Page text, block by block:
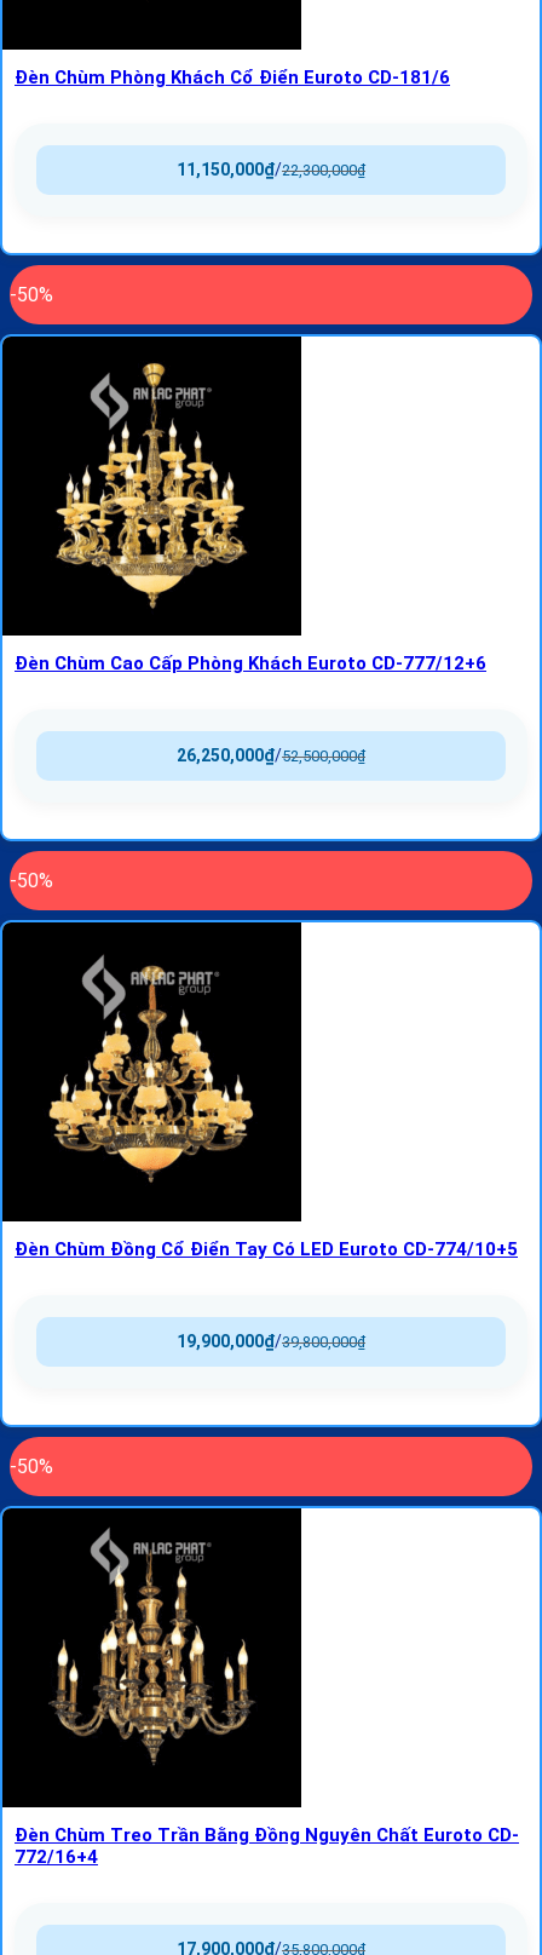
Đèn Chùm Phòng Khách Cổ Điển Euroto CD-181/6
22,300,000₫
/
11,150,000₫
-50%
Đèn Chùm Cao Cấp Phòng Khách Euroto CD-777/12+6
52,500,000₫
/
26,250,000₫
-50%
Đèn Chùm Đồng Cổ Điển Tay Có LED Euroto CD-774/10+5
39,800,000₫
/
19,900,000₫
-50%
Đèn Chùm Treo Trần Bằng Đồng Nguyên Chất Euroto CD-
772/16+4
35,800,000₫
/
17,900,000₫